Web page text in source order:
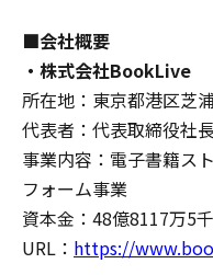
■会社概要
・株式会社BookLive
所在地：東京都港区芝
代表者：代表取締役社
事業内容：電子書籍ス
フォーム事業
資本金：48億8117万5
URL： https://